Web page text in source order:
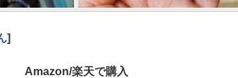
]
Amazon/楽天で購入